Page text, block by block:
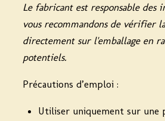
Le fabricant est responsable des
vous recommandons de vérifier
directement sur l'emballage en
potentiels.
Précautions d’emploi :
Utiliser uniquement sur une